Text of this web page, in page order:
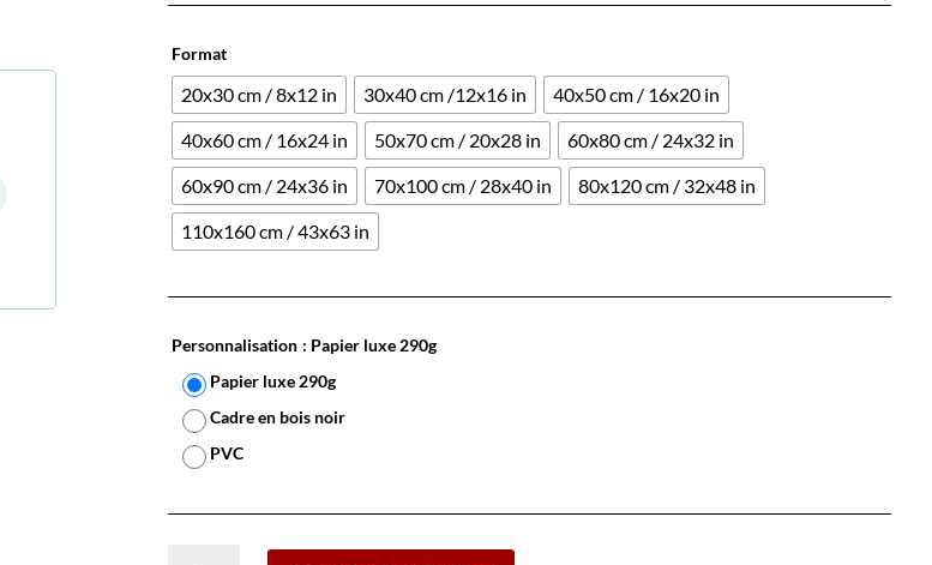
Format
20x30 cm / 8x12 in 30x40 cm /12x16 in
40x50 cm / 16x20 in
40x60 cm / 16x24 in
50x70 cm / 20x28 in
60x80 cm / 24x32 in
60x90 cm / 24x36 in
70x100 cm / 28x40 in
80x120 cm / 32x48 in
110x160 cm / 43x63 in
Personnalisation : Papier luxe 290g
Papier luxe 290g
Cadre en bois noir
PVC